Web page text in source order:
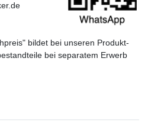
bildet bei unseren Produkt-
bei separatem Erwerb